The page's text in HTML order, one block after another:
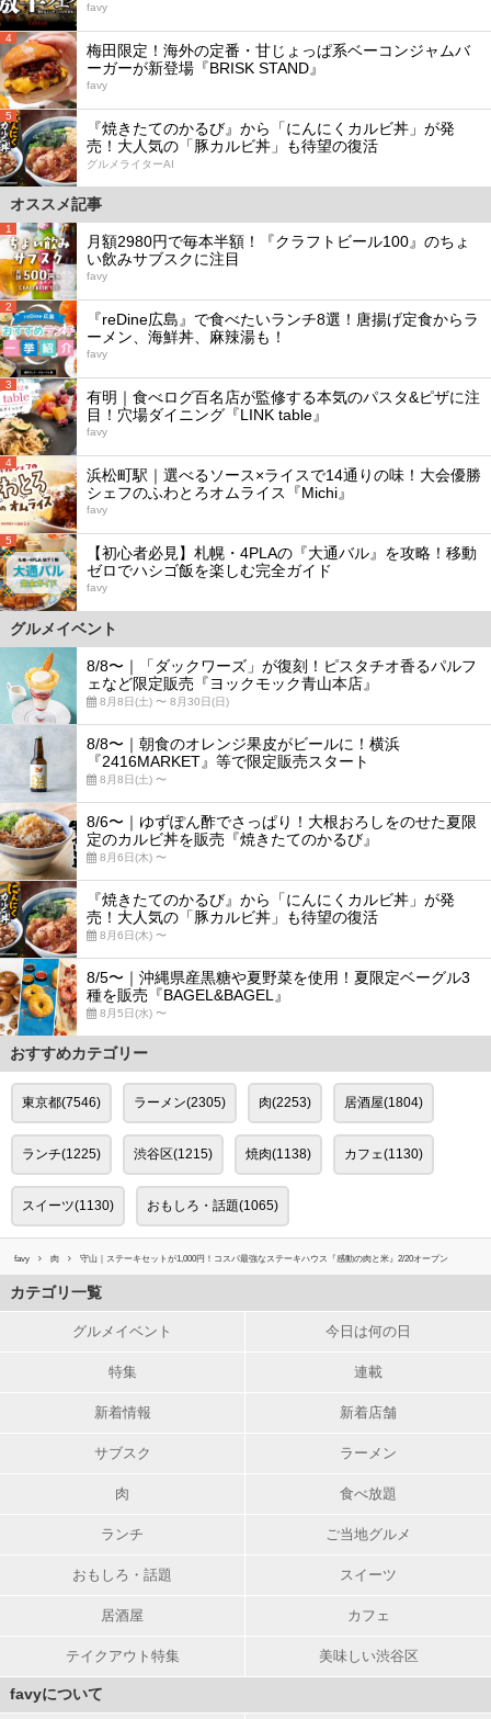
favy
4
梅田限定！海外の定番・甘じょっぱ系ベーコンジャムバ
ーガーが新登場『BRISK STAND』
favy
5
『焼きたてのかるび』から「にんにくカルビ丼」が発
売！大人気の「豚カルビ丼」も待望の復活
グルメライターAI
オススメ記事
1
月額2980円で毎本半額！『クラフトビール100』のちょ
い飲みサブスクに注目
favy
2
『reDine広島』で食べたいランチ8選！唐揚げ定食からラ
ーメン、海鮮丼、麻辣湯も！
favy
3
有明｜食べログ百名店が監修する本気のパスタ&ピザに注
目！穴場ダイニング『LINK table』
favy
4
浜松町駅｜選べるソース×ライスで14通りの味！大会優勝
シェフのふわとろオムライス『Michi』
favy
5
【初心者必見】札幌・4PLAの『大通バル』を攻略！移動
ゼロでハシゴ飯を楽しむ完全ガイド
favy
グルメイベント
8/8〜｜「ダックワーズ」が復刻！ピスタチオ香るパルフ
ェなど限定販売『ヨックモック青山本店』
8月8日(土) 〜 8月30日(日)
8/8〜｜朝食のオレンジ果皮がビールに！横浜
『2416MARKET』等で限定販売スタート
8月8日(土) 〜
8/6〜｜ゆずぽん酢でさっぱり！大根おろしをのせた夏限
定のカルビ丼を販売『焼きたてのかるび』
8月6日(木) 〜
『焼きたてのかるび』から「にんにくカルビ丼」が発
売！大人気の「豚カルビ丼」も待望の復活
8月6日(木) 〜
8/5〜｜沖縄県産黒糖や夏野菜を使用！夏限定ベーグル3
種を販売『BAGEL&BAGEL』
8月5日(水) 〜
おすすめカテゴリー
東京都(7546) ラーメン(2305) 肉(2253) 居酒屋(1804)
ランチ(1225) 渋谷区(1215) 焼肉(1138) カフェ(1130)
スイーツ(1130) おもしろ・話題(1065)
favy 肉 守山｜ステーキセットが1,000円！コスパ最強なステーキハウス『感動の肉と米』2/20オープン
カテゴリ一覧
グルメイベント 今日は何の日
特集 連載
新着情報 新着店舗
サブスク ラーメン
肉 食べ放題
ランチ ご当地グルメ
おもしろ・話題 スイーツ
居酒屋 カフェ
テイクアウト特集 美味しい渋谷区
favyについて